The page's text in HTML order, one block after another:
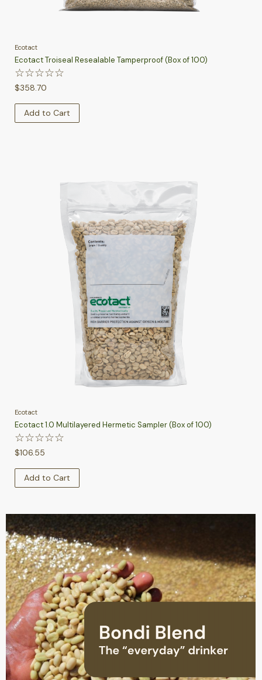
Ecotact
Ecotact Troiseal Resealable Tamperproof (Box of 100)
☆☆☆☆☆
$358.70
Add to Cart
Ecotact
Ecotact 1.0 Multilayered Hermetic Sampler (Box of 100)
☆☆☆☆☆
$106.55
Add to Cart